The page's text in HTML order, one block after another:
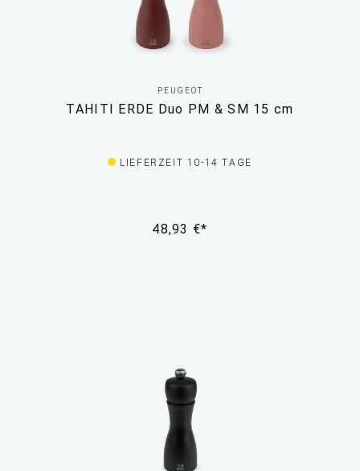
PEUGEOT
TAHITI ERDE Duo PM & SM 15 cm
LIEFERZEIT 10-14 TAGE
48,93 €*